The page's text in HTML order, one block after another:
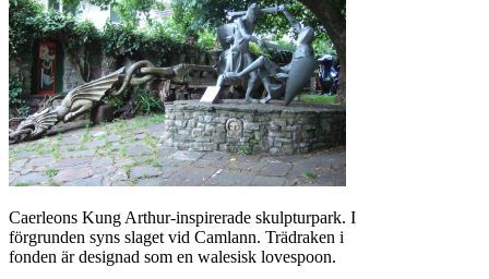
Caerleons Kung Arthur-inspirerade skulpturpark. I
förgrunden syns slaget vid Camlann. Trädraken i
fonden är designad som en walesisk lovespoon.